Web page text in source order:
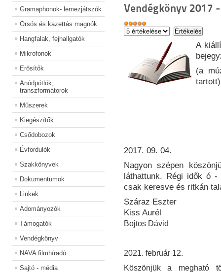
Gramaphonok- lemezjátszók
Órsós és kazettás magnók
Hangfalak, fejhallgatók
Mikrofonok
Erősítők
Anódpótlók,
transzformátorok
Műszerek
Kiegészítők
Csődobozok
Évfordulók
Szakkönyvek
Dokumentumok
Linkek
Adományozók
Támogatók
Vendégkönyv
NAVA filmhíradó
Sajtó - média
Vendégkönyv 2017
A
(a
tartott)
2017. 09. 04.
Nagyon szépen
láthattunk. Régi idők ó
csak keresve és ritkán
Száraz Eszter
Kiss Aurél
Bojtos Dávid
2021. február 12.
Köszönjük a megható